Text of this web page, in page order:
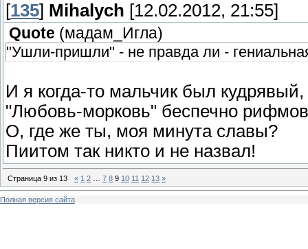
[135] Mihalych [12.02.2012, 21:55]
Quote (мадам_Игла)
"Ушли-пришли" - не правда ли -
И я когда-то мальчик был кудрявый,
"Любовь-морковь" беспечно
О, где же ты, моя минута славы?
Пиитом так никто и не назвал!
Страница 9 из 13 « 1 2 7 8 9 10 11 12 13 »
Полная версия сайта